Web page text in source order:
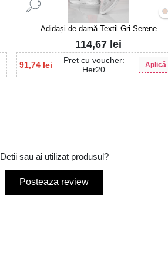
Adidași de damă Textil Gri Serene
91,74 lei
Pret cu voucher:
Her20
Aplică
114,67 lei
Detii sau ai utilizat produsul?
Posteaza review